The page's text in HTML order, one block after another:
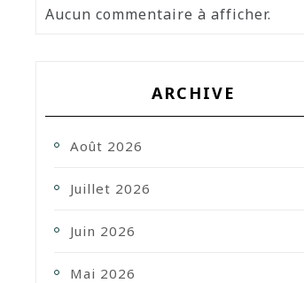
Aucun commentaire à afficher.
ARCHIVE
Août 2026
Juillet 2026
Juin 2026
Mai 2026